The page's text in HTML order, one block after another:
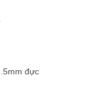
đực